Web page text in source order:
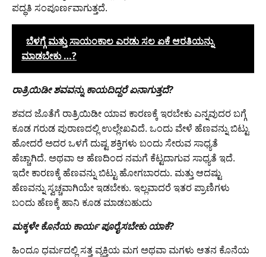
ಪದ್ಧತಿ ಸಂಪೂರ್ಣವಾಗುತ್ತದೆ.
ಬೆಳಗ್ಗೆ ಮತ್ತು ಸಾಯಂಕಾಲ ಎರಡು ಸಲ ಏಕೆ ಆರತಿಯನ್ನು
ಮಾಡಬೇಕು …?
ರಾತ್ರಿಯಿಡೀ ಶವವನ್ನು ಕಾಯದಿದ್ದರೆ ಏನಾಗುತ್ತದೆ?
ಶವದ ಜೊತೆಗೆ ರಾತ್ರಿಯಿಡೀ ಯಾವ ಕಾರಣಕ್ಕೆ ಇರಬೇಕು ಎನ್ನವುದರ ಬಗ್ಗೆ
ಕೂಡ ಗರುಡ ಪುರಾಣದಲ್ಲಿ ಉಲ್ಲೇಖವಿದೆ. ಒಂದು ವೇಳೆ ಹೆಣವನ್ನು ಬಿಟ್ಟು
ಹೋದರೆ ಅದರ ಒಳಗೆ ದುಷ್ಟ ಶಕ್ತಿಗಳು ಬಂದು ಸೇರುವ ಸಾಧ್ಯತೆ
ಹೆಚ್ಚಾಗಿದೆ. ಅಥವಾ ಆ ಹೆಣದಿಂದ ನಮಗೆ ಕೆಟ್ಟದಾಗುವ ಸಾಧ್ಯತೆ ಇದೆ.
ಇದೇ ಕಾರಣಕ್ಕೆ ಹೆಣವನ್ನು ಬಿಟ್ಟು ಹೋಗಬಾರದು. ಮತ್ತು ಆದಷ್ಟು
ಹೆಣವನ್ನು ಸ್ವಚ್ಚವಾಗಿಯೇ ಇಡಬೇಕು. ಇಲ್ಲವಾದರೆ ಇತರ ಪ್ರಾಣಿಗಳು
ಬಂದು ಹೆಣಕ್ಕೆ ಹಾನಿ ಕೂಡ ಮಾಡಬಹುದು
ಮಕ್ಕಳೇ ಕೊನೆಯ ಕಾರ್ಯ ಪೂರೈಸಬೇಕು ಯಾಕೆ?
ಹಿಂದೂ ಧರ್ಮದಲ್ಲಿ ಸತ್ತ ವ್ಯಕ್ತಿಯ ಮಗ ಅಥವಾ ಮಗಳು ಆತನ ಕೊನೆಯ